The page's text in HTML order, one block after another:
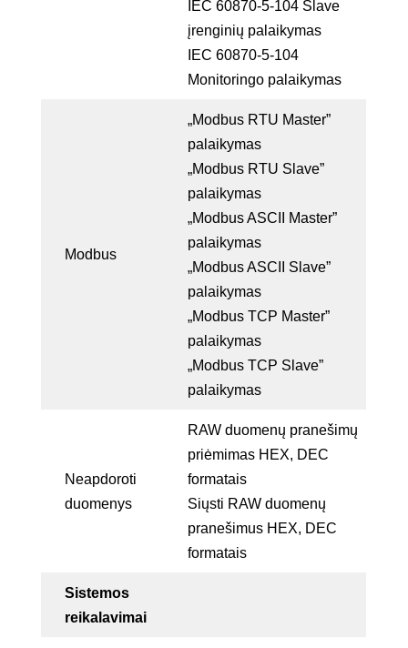
IEC 60870-5-104 Slave
įrenginių palaikymas
IEC 60870-5-104
Monitoringo palaikymas
Modbus
„Modbus RTU Master”
palaikymas
„Modbus RTU Slave”
palaikymas
„Modbus ASCII Master”
palaikymas
„Modbus ASCII Slave”
palaikymas
„Modbus TCP Master”
palaikymas
„Modbus TCP Slave”
palaikymas
Neapdoroti
duomenys
RAW duomenų pranešimų
priėmimas HEX, DEC
formatais
Siųsti RAW duomenų
pranešimus HEX, DEC
formatais
Sistemos
reikalavimai